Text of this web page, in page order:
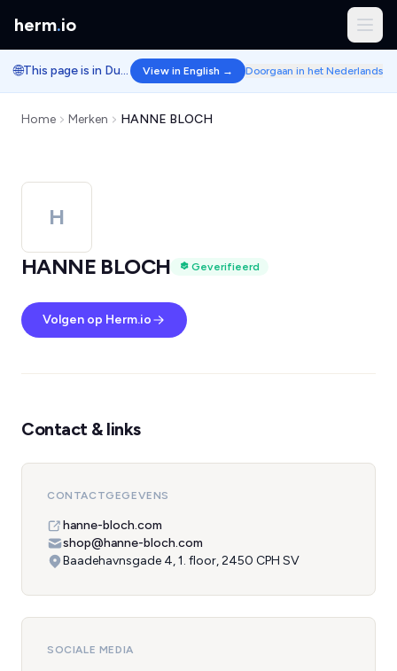
herm.io
🌐 This page is in Dutch. View in English → Doorgaan in het Nederlands
Home Merken HANNE BLOCH
H
HANNE BLOCH
Geverifieerd
Volgen op Herm.io
Contact & links
CONTACTGEGEVENS
hanne-bloch.com
shop@hanne-bloch.com
Baadehavnsgade 4, 1. floor, 2450 CPH SV
SOCIALE MEDIA